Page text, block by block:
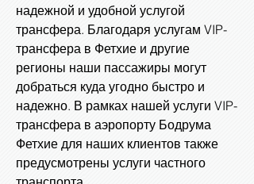
надежной и удобной услугой
трансфера. Благодаря услугам VIP-
трансфера в Фетхие и другие
регионы наши пассажиры могут
добраться куда угодно быстро и
надежно. В рамках нашей услуги VIP-
трансфера в аэропорту Бодрума
Фетхие для наших клиентов также
предусмотрены услуги частного